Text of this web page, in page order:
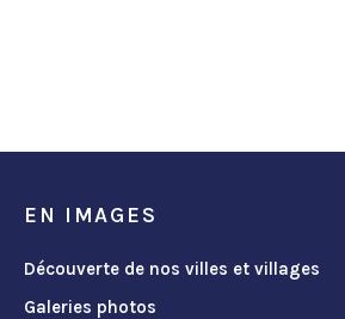
EN IMAGES
Découverte de nos villes et villages
Galeries photos